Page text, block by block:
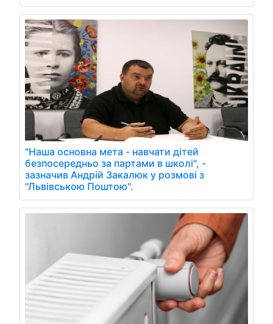
"Наша основна мета - навчати дітей
безпосередньо за партами в школі", -
зазначив Андрій Закалюк у розмові з
"Львівською Поштою".